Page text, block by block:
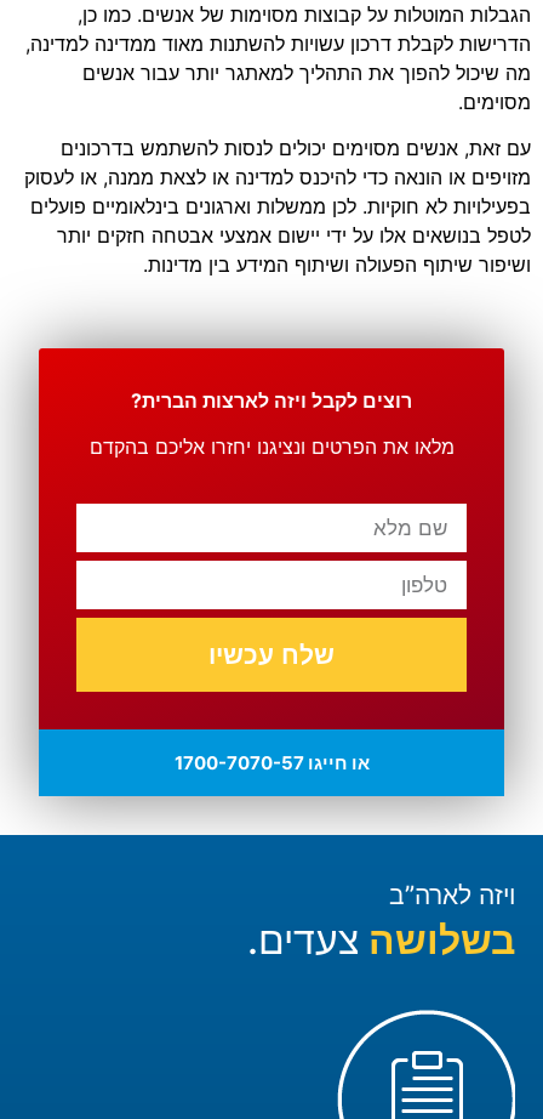
הגבלות המוטלות על קבוצות מסוימות של אנשים. כמו כן,
הדרישות לקבלת דרכון עשויות להשתנות מאוד ממדינה למדינה,
מה שיכול להפוך את התהליך למאתגר יותר עבור אנשים
מסוימים.
עם זאת, אנשים מסוימים יכולים לנסות להשתמש בדרכונים
מזויפים או הונאה כדי להיכנס למדינה או לצאת ממנה, או לעסוק
בפעילויות לא חוקיות. לכן ממשלות וארגונים בינלאומיים פועלים
לטפל בנושאים אלו על ידי יישום אמצעי אבטחה חזקים יותר
ושיפור שיתוף הפעולה ושיתוף המידע בין מדינות.
רוצים לקבל ויזה לארצות הברית?
מלאו את הפרטים ונציגנו יחזרו אליכם בהקדם
שלח עכשיו
או חייגו 1700-7070-57
ויזה לארה”ב
בשלושה צעדים.